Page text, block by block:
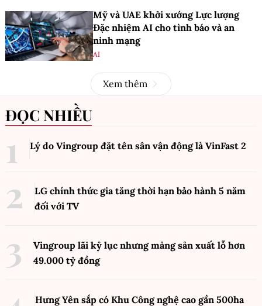
Mỹ và UAE khởi xướng Lực lượng
Đặc nhiệm AI cho tình báo và an
ninh mạng
AI
Xem thêm
ĐỌC NHIỀU
Lý do Vingroup đặt tên sân vận động là VinFast 2
LG chính thức gia tăng thời hạn bảo hành 5 năm
đối với TV
Vingroup lãi kỷ lục nhưng mảng sản xuất lỗ hơn
49.000 tỷ đồng
Hưng Yên sắp có Khu Công nghệ cao gần 500ha